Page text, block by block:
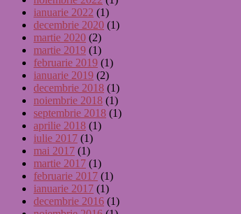
ianuarie 2022 (1)
decembrie 2020 (1)
martie 2020 (2)
martie 2019 (1)
februarie 2019 (1)
ianuarie 2019 (2)
decembrie 2018 (1)
noiembrie 2018 (1)
septembrie 2018 (1)
aprilie 2018 (1)
iulie 2017 (1)
mai 2017 (1)
martie 2017 (1)
februarie 2017 (1)
ianuarie 2017 (1)
decembrie 2016 (1)